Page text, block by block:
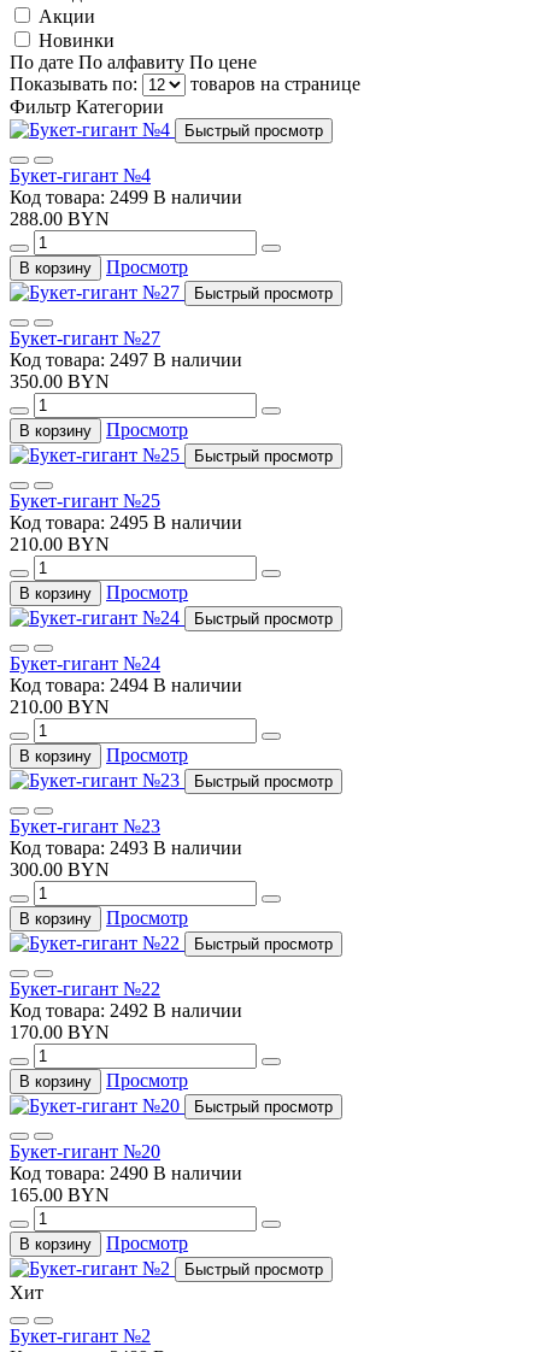
Акции
Новинки
По дате По алфавиту По цене
Показывать по:
товаров на странице
Фильтр Категории
Быстрый просмотр
Букет-гигант №4
Код товара: 2499 В наличии
288.00 BYN
В корзину Просмотр
Быстрый просмотр
Букет-гигант №27
Код товара: 2497 В наличии
350.00 BYN
В корзину Просмотр
Быстрый просмотр
Букет-гигант №25
Код товара: 2495 В наличии
210.00 BYN
В корзину Просмотр
Быстрый просмотр
Букет-гигант №24
Код товара: 2494 В наличии
210.00 BYN
В корзину Просмотр
Быстрый просмотр
Букет-гигант №23
Код товара: 2493 В наличии
300.00 BYN
В корзину Просмотр
Быстрый просмотр
Букет-гигант №22
Код товара: 2492 В наличии
170.00 BYN
В корзину Просмотр
Быстрый просмотр
Букет-гигант №20
Код товара: 2490 В наличии
165.00 BYN
В корзину Просмотр
Быстрый просмотр
Хит
Букет-гигант №2